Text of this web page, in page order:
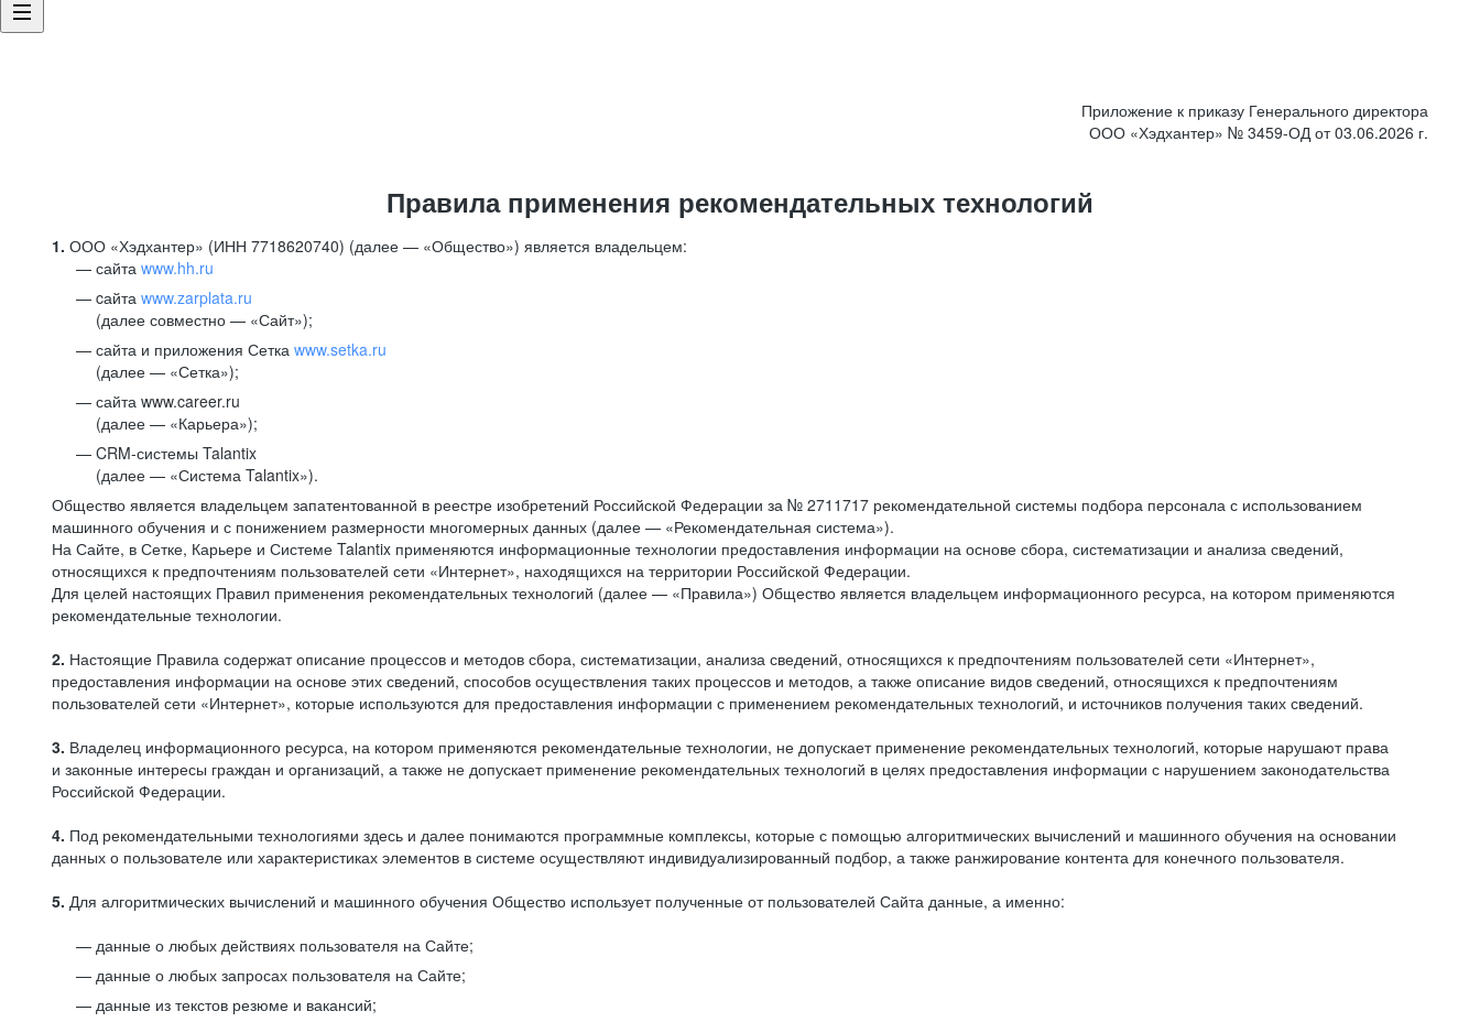
Приложение к приказу Генерального директора
ООО «Хэдхантер» № 3459-ОД от 03.06.2026 г.
Правила применения рекомендательных технологий
1. ООО «Хэдхантер» (ИНН 7718620740) (далее — «Общество») является владельцем:
сайта www.hh.ru
cайта www.zarplata.ru
(далее совместно — «Сайт»);
сайта и приложения Сетка www.setka.ru
(далее — «Сетка»);
сайта www.career.ru
(далее — «Карьера»);
CRM-системы Talantix
(далее — «Система Talantix»).
Общество является владельцем запатентованной в реестре изобретений Российской Федерации за № 2711717 рекомендательной системы подбора персонала с использованием
машинного обучения и с понижением размерности многомерных данных (далее — «Рекомендательная система»).
На Сайте, в Сетке, Карьере и Системе Talantix применяются информационные технологии предоставления информации на основе сбора, систематизации и анализа сведений,
относящихся к предпочтениям пользователей сети «Интернет», находящихся на территории Российской Федерации.
Для целей настоящих Правил применения рекомендательных технологий (далее — «Правила») Общество является владельцем информационного ресурса, на котором применяются
рекомендательные технологии.
2. Настоящие Правила содержат описание процессов и методов сбора, систематизации, анализа сведений, относящихся к предпочтениям пользователей сети «Интернет»,
предоставления информации на основе этих сведений, способов осуществления таких процессов и методов, а также описание видов сведений, относящихся к предпочтениям
пользователей сети «Интернет», которые используются для предоставления информации с применением рекомендательных технологий, и источников получения таких сведений.
3. Владелец информационного ресурса, на котором применяются рекомендательные технологии, не допускает применение рекомендательных технологий, которые нарушают права
и законные интересы граждан и организаций, а также не допускает применение рекомендательных технологий в целях предоставления информации с нарушением законодательства
Российской Федерации.
4. Под рекомендательными технологиями здесь и далее понимаются программные комплексы, которые с помощью алгоритмических вычислений и машинного обучения на основании
данных о пользователе или характеристиках элементов в системе осуществляют индивидуализированный подбор, а также ранжирование контента для конечного пользователя.
5. Для алгоритмических вычислений и машинного обучения Общество использует полученные от пользователей Сайта данные, а именно:
данные о любых действиях пользователя на Сайте;
данные о любых запросах пользователя на Сайте;
данные из текстов резюме и вакансий;